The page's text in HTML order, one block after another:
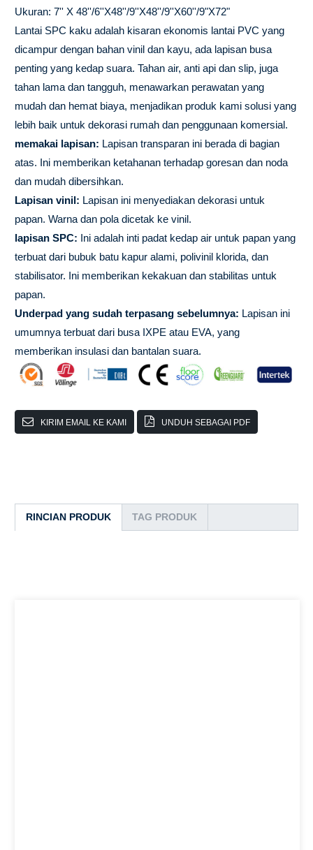
Ukuran: 7'' X 48''/6''X48''/9''X48''/9''X60''/9"X72"
Lantai SPC kaku adalah kisaran ekonomis lantai PVC yang
dicampur dengan bahan vinil dan kayu, ada lapisan busa
penting yang kedap suara. Tahan air, anti api dan slip, juga
tahan lama dan tangguh, menawarkan perawatan yang
mudah dan hemat biaya, menjadikan produk kami solusi yang
lebih baik untuk dekorasi rumah dan penggunaan komersial.
memakai lapisan: Lapisan transparan ini berada di bagian
atas. Ini memberikan ketahanan terhadap goresan dan noda
dan mudah dibersihkan.
Lapisan vinil: Lapisan ini menyediakan dekorasi untuk
papan. Warna dan pola dicetak ke vinil.
lapisan SPC: Ini adalah inti padat kedap air untuk papan yang
terbuat dari bubuk batu kapur alami, polivinil klorida, dan
stabilisator. Ini memberikan kekakuan dan stabilitas untuk
papan.
Underpad yang sudah terpasang sebelumnya: Lapisan ini
umumnya terbuat dari busa IXPE atau EVA, yang
memberikan insulasi dan bantalan suara.
KIRIM EMAIL KE KAMI UNDUH SEBAGAI PDF
RINCIAN PRODUK TAG PRODUK